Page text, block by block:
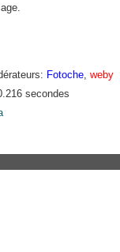
Fotoche, weby
secondes